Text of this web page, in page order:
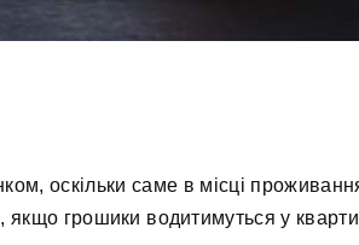
оскільки саме в місці
грошики водитимуться у